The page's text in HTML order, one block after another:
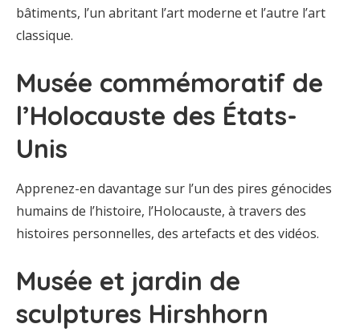
bâtiments, l’un abritant l’art moderne et l’autre l’art
classique.
Musée commémoratif de
l’Holocauste des États-
Unis
Apprenez-en davantage sur l’un des pires génocides
humains de l’histoire, l’Holocauste, à travers des
histoires personnelles, des artefacts et des vidéos.
Musée et jardin de
sculptures Hirshhorn